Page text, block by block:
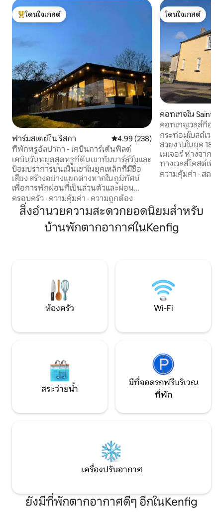
โดนใจเกสต์ที่สุด
โดนใจเกสต์
ฟาร์มสเตย์ใน ริสกา คะแนนเฉลี่ย 4.99 จาก 5, 238 รีวิว
4.99 (238)
ที่พักหรูอัลปากา - เคบินการ์เด้นฟิลด์
เคบินวันหยุดสุดหรูที่ตีนเขาทัมบาร์ล์ว์มและ
ป้อมปราการบนเนินเขาในยุคเหล็กที่มีชื่อ
เสียง สร้างอย่างแยกต่างหากในภูมิทัศน์
เพื่อการพักผ่อนที่เป็นส่วนตัวและผ่อน
คลาย เคบินหันหน้าไปทางทิศใต้มองไปยังภู
เขาแมเชน มีอัลปาก้าที่เป็นมิตรของเราอยู่
เป็นเพื่อนนอกเคบิน - ชุดต้อนรับฟรี -อ่าง
น้ำร้อนส่วนตัวและกองไฟ/เตาย่าง 20
คน** ไม่ใช่ผู้ใหญ่ 6 คน ขออภัย
ครอบครัว · ความคุ้มค่า · ความถูกต้อง
โดนใจเกสต์
โดนใจเกสต์
คอทเทจใน Saint
คอทเทจเวลส์ที่อบ
ดาวน์/พื้นที่ทำงาน
กระท่อมโบสถ์เวล
สวยงามในยุค
เมเจอร์ ห่างจากห
ทางเวลส์โคสต์เพียง 1 ไมล์ นอ
ห้องนอนขนาดคิงไ
Wi-Fi ความเร็วสู
เตาบาร์บีคิวแบบบิลท์อิน เดินเพีย
สวยงามและชายห
ความคุ้มค่า · สถาน
สิ่งอำนวยความสะดวกยอดนิยมสำหรับ
บ้านพักตากอากาศในKenfig
ห้องครัว Wi-Fi
สระว่ายน้ำ
มีที่จอดรถฟรีบริเวณ
ที่พัก
เครื่องปรับอากาศ
ยังมีที่พักตากอากาศดีๆ อีกในKenfig